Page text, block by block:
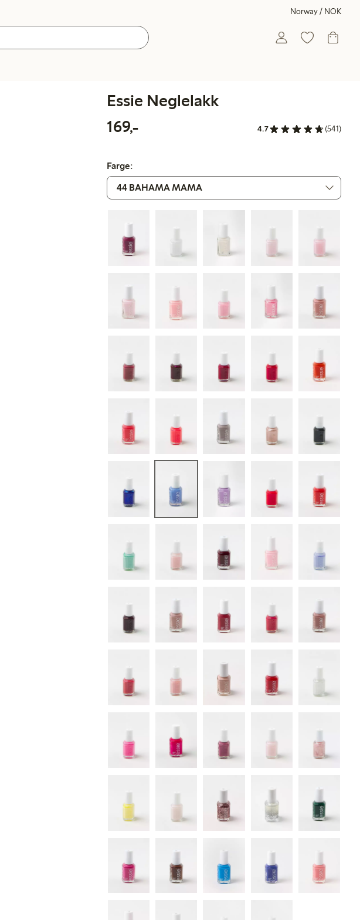
Norway / NOK
Essie Neglelakk
169,-
4.7 (541)
Farge: